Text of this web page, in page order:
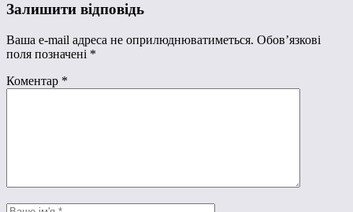
Залишити відповідь
Ваша e-mail адреса не оприлюднюватиметься. Обов’язкові
поля позначені *
Коментар *